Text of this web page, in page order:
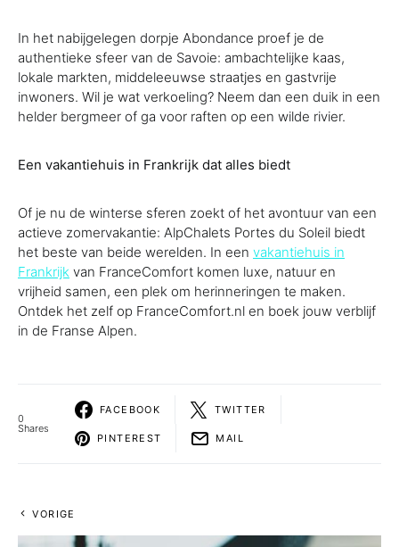
In het nabijgelegen dorpje Abondance proef je de
authentieke sfeer van de Savoie: ambachtelijke kaas,
lokale markten, middeleeuwse straatjes en gastvrije
inwoners. Wil je wat verkoeling? Neem dan een duik in een
helder bergmeer of ga voor raften op een wilde rivier.
Een vakantiehuis in Frankrijk dat alles biedt
Of je nu de winterse sferen zoekt of het avontuur van een
actieve zomervakantie: AlpChalets Portes du Soleil biedt
het beste van beide werelden. In een vakantiehuis in
Frankrijk van FranceComfort komen luxe, natuur en
vrijheid samen, een plek om herinneringen te maken.
Ontdek het zelf op FranceComfort.nl en boek jouw verblijf
in de Franse Alpen.
0
Shares
FACEBOOK TWITTER
PINTEREST MAIL
VORIGE